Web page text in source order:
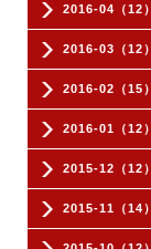
2016-04（12）
2016-03（12）
2016-02（15）
2016-01（12）
2015-12（12）
2015-11（14）